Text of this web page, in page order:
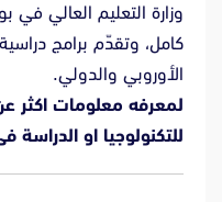
وزارة التعليم العالي في
كامل، وتقدّم برامج
الأوروبي والدولي.
لمعرفه معلومات اكثر
للتكنولوجيا او الدراسة